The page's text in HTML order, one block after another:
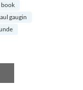
book
gaugin